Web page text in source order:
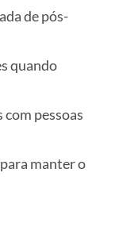
de pós-
quando
pessoas
manter o